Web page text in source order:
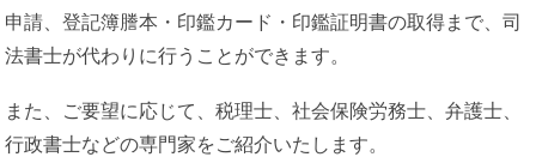
申請、登記簿謄本・印鑑カード・印鑑証明書の取得まで、司
法書士が代わりに行うことができます。
また、ご要望に応じて、税理士、社会保険労務士、弁護士、
行政書士などの専門家をご紹介いたします。